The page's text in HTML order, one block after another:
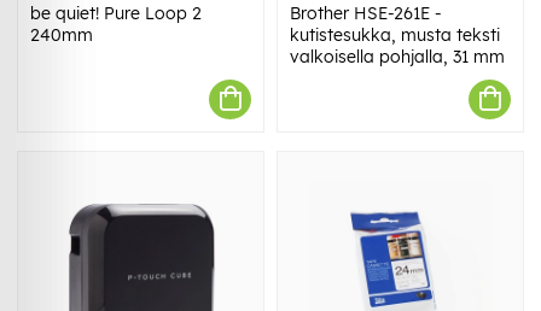
be quiet! Pure Loop 2
240mm
Brother HSE-261E -
kutistesukka, musta teksti
valkoisella pohjalla, 31 mm